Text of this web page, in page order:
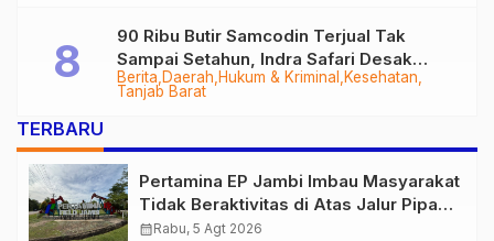
Berita Daerah Hukum & Kriminal
Kesehatan
Tanjab Barat
90 Ribu Butir Samcodin Terjual Tak
Sampai Setahun, Indra Safari Desak
Audit Menyeluruh
TERBARU
Pertamina EP Jambi Imbau Masyarakat
Tidak Beraktivitas di Atas Jalur Pipa
Migas Demi Keselamatan Bersama
calendar_monthRabu, 5 Agt 2026